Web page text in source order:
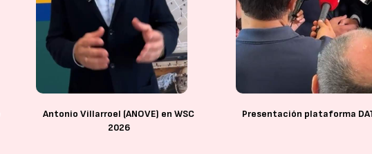
Antonio Villarroel (ANOVE) en WSC
2026
Presentación plataforma